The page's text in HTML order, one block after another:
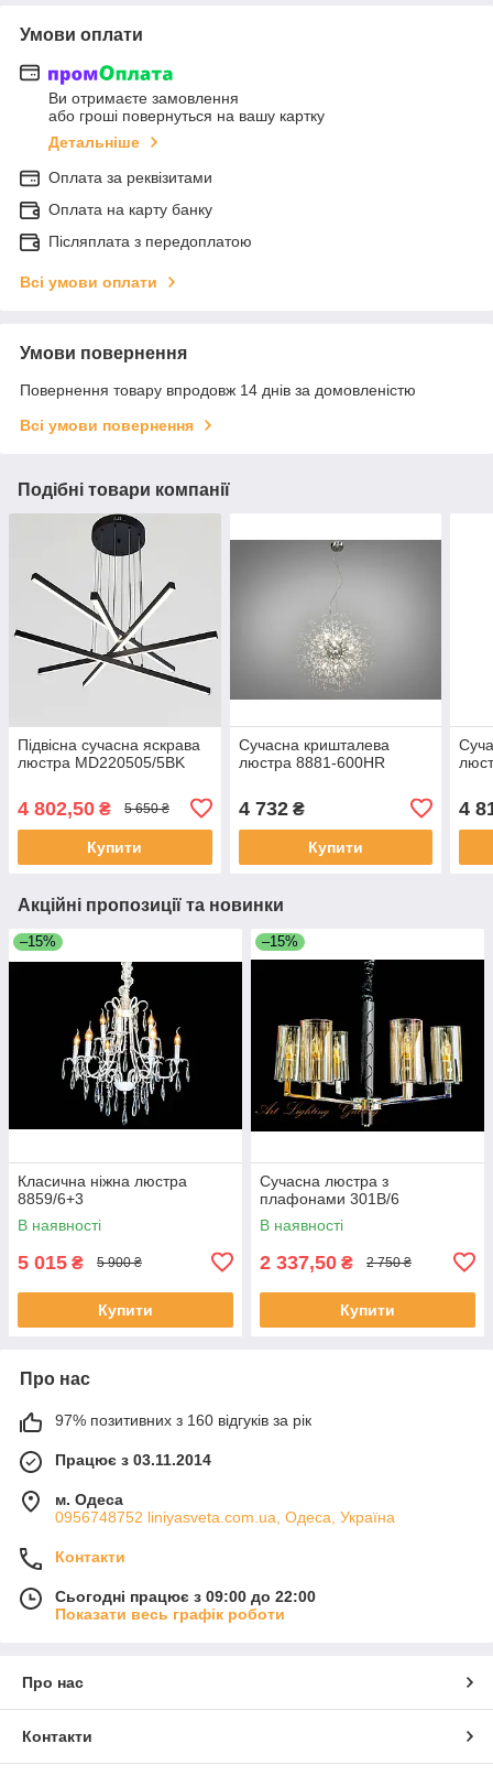
Умови оплати
Ви отримаєте замовлення
або гроші повернуться на вашу картку
Детальніше
Оплата за реквізитами
Оплата на карту банку
Післяплата з передоплатою
Всі умови оплати
Умови повернення
Повернення товару впродовж 14 днів за домовленістю
Всі умови повернення
Подібні товари компанії
Підвісна сучасна яскрава
люстра MD220505/5BK
4 802,50 ₴ 5 650 ₴
Купити
Сучасна кришталева
люстра 8881-600HR
4 732₴
Купити
4
Акційні пропозиції та новинки
–15%
Класична ніжна люстра
8859/6+3
В наявності
5 015 ₴ 5 900 ₴
Купити
–15%
Сучасна люстра з
плафонами 301B/6
В наявності
2 337,50 ₴ 2 750 ₴
Купити
Про нас
97% позитивних з 160 відгуків за рік
Працює з 03.11.2014
м. Одеса
0956748752 liniyasveta.com.ua, Одеса, Україна
Контакти
Сьогодні працює з 09:00 до 22:00
Показати весь графік роботи
Про нас
Контакти